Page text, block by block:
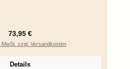
Regulärer Preis:
73,95 €
MwSt. zzgl. Versandkosten
Details